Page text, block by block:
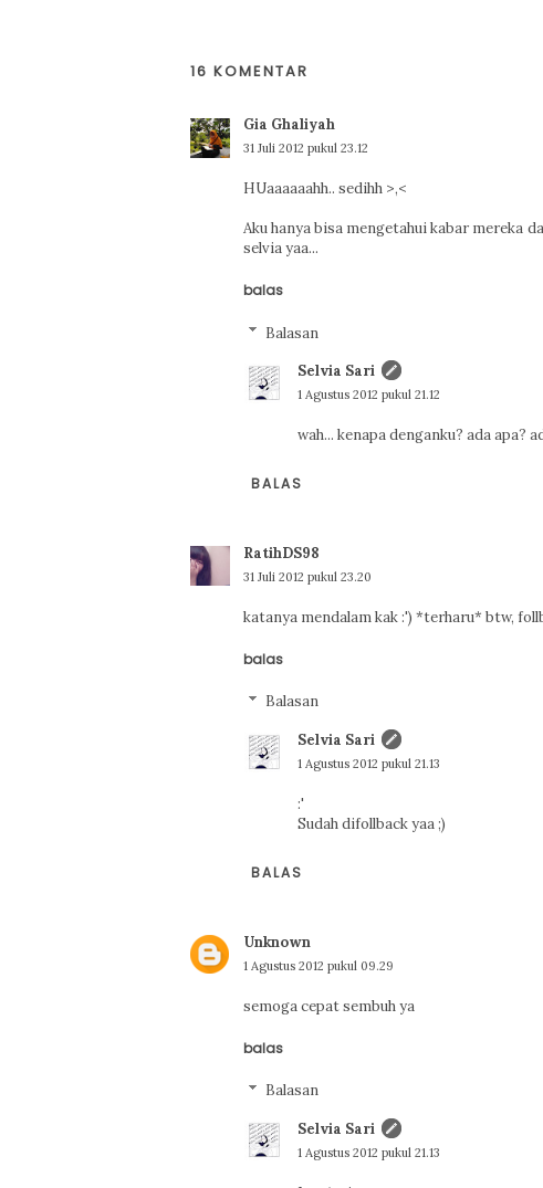
16 KOMENTAR
Gia Ghaliyah
31 Juli 2012 pukul 23.12
HUaaaaaahh.. sedihh >,<
Aku hanya bisa mengetahui kabar mereka
selvia yaa...
balas
Balasan
Selvia Sari
1 Agustus 2012 pukul 21.12
wah... kenapa denganku? ada apa?
BALAS
RatihDS98
31 Juli 2012 pukul 23.20
katanya mendalam kak :') *terharu* btw,
balas
Balasan
Selvia Sari
1 Agustus 2012 pukul 21.13
:'
Sudah difollback yaa ;)
BALAS
Unknown
1 Agustus 2012 pukul 09.29
semoga cepat sembuh ya
balas
Balasan
Selvia Sari
1 Agustus 2012 pukul 21.13